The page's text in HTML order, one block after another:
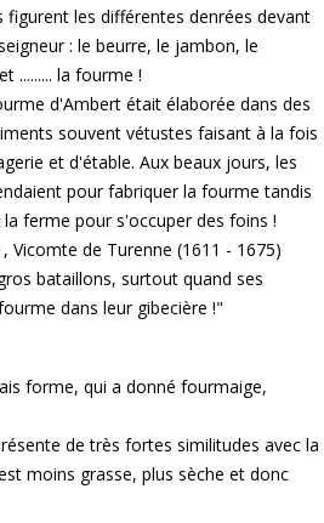
figurent les différentes denrées devant
: le beurre, le jambon, le
......... la fourme !
d'Ambert était élaborée dans des
souvent vétustes faisant à la fois
et d'étable. Aux beaux jours, les
pour fabriquer la fourme tandis
ferme pour s'occuper des foins !
Vicomte de Turenne (1611 - 1675)
bataillons, surtout quand ses
dans leur gibecière !"
forme, qui a donné fourmaige,
de très fortes similitudes avec la
moins grasse, plus sèche et donc